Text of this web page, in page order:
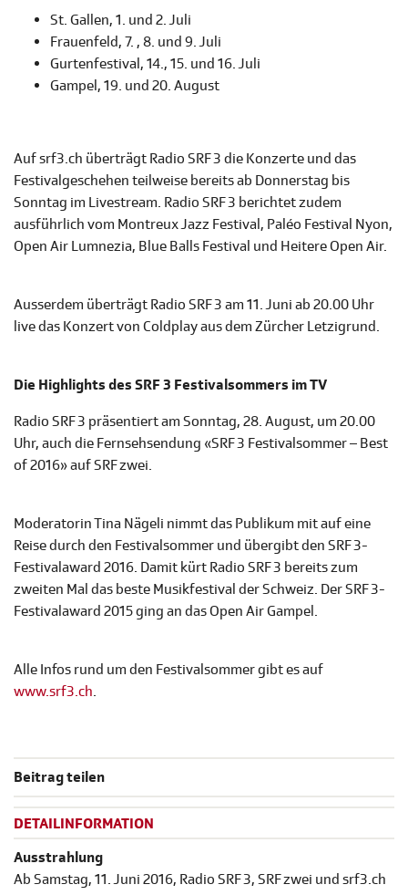
St. Gallen, 1. und 2. Juli
Frauenfeld, 7. , 8. und 9. Juli
Gurtenfestival, 14., 15. und 16. Juli
Gampel, 19. und 20. August
Auf srf3.ch überträgt Radio SRF 3 die Konzerte und das
Festivalgeschehen teilweise bereits ab Donnerstag bis
Sonntag im Livestream. Radio SRF 3 berichtet zudem
ausführlich vom Montreux Jazz Festival, Paléo Festival Nyon,
Open Air Lumnezia, Blue Balls Festival und Heitere Open Air.
Ausserdem überträgt Radio SRF 3 am 11. Juni ab 20.00 Uhr
live das Konzert von Coldplay aus dem Zürcher Letzigrund.
Die Highlights des SRF 3 Festivalsommers im TV
Radio SRF 3 präsentiert am Sonntag, 28. August, um 20.00
Uhr, auch die Fernsehsendung «SRF 3 Festivalsommer – Best
of 2016» auf SRF zwei.
Moderatorin Tina Nägeli nimmt das Publikum mit auf eine
Reise durch den Festivalsommer und übergibt den SRF 3-
Festivalaward 2016. Damit kürt Radio SRF 3 bereits zum
zweiten Mal das beste Musikfestival der Schweiz. Der SRF 3-
Festivalaward 2015 ging an das Open Air Gampel.
Alle Infos rund um den Festivalsommer gibt es auf
www.srf3.ch.
Beitrag teilen
DETAILINFORMATION
Ausstrahlung
Ab Samstag, 11. Juni 2016, Radio SRF 3, SRF zwei und srf3.ch